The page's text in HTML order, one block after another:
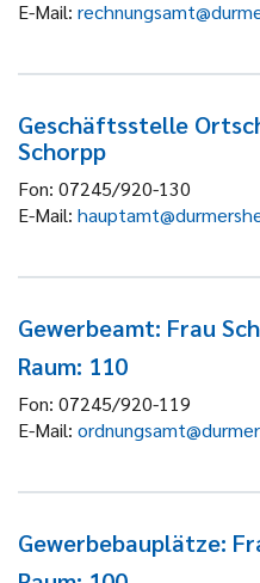
E-Mail:
Geschäftsstelle
Schorpp
Fon: 07245/920-130
E-Mail:
Gewerbeamt: Frau
Raum: 110
Fon: 07245/920-119
E-Mail:
Gewerbebauplätze: